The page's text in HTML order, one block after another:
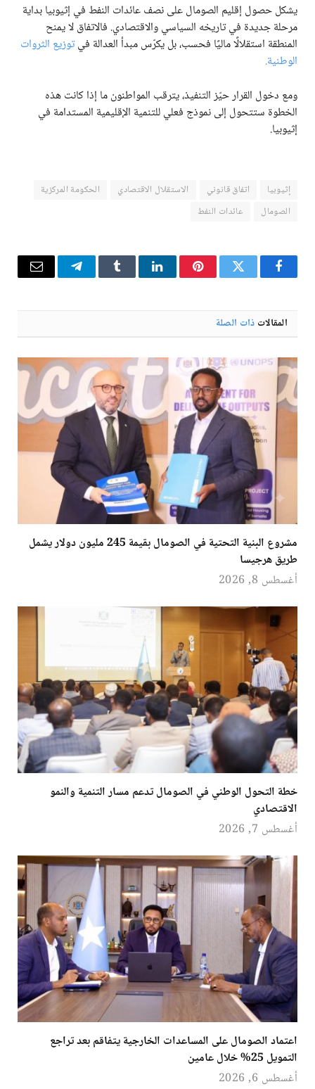
يشكل حصول إقليم الصومال على نصف عائدات النفط في إثيوبيا بداية
مرحلة جديدة في تاريخه السياسي والاقتصادي. فالاتفاق لا يمنح
المنطقة استقلالًا ماليًا فحسب، بل يكرّس مبدأ العدالة فيتوزيع الثروات
الوطنية.
ومع دخول القرار حيّز التنفيذ، يترقب المواطنون ما إذا كانت هذه
الخطوة ستتحول إلى نموذج فعلي للتنمية الإقليمية المستدامة في
إثيوبيا.
إثيوبيا اتفاق قانوني الاستقلال الاقتصادي
الحكومة المركزية
الصومال
عائدات النفط
فيسبوكتويتر بينتيريستلينكدإن Tumblr تيلقرام البريد
المقالات ذات الصلة
مشروع البنية التحتية في الصومال بقيمة 245 مليون دولار يشمل
طريق هرجيسا
أغسطس 8, 2026
خطة التحول الوطني في الصومال تدعم مسار التنمية والنمو
الاقتصادي
أغسطس 7, 2026
اعتماد الصومال على المساعدات الخارجية يتفاقم بعد تراجع
التمويل 25% خلال عامين
أغسطس 6, 2026